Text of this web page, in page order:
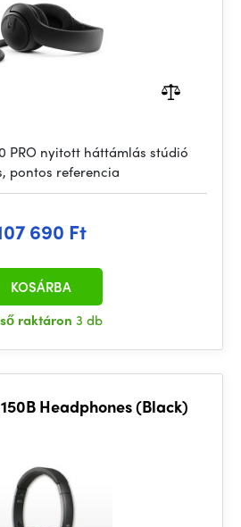
PRO nyitott háttámlás stúdió
pontos referencia
690 Ft
raktáron 3 db
KOSÁRBA
Headphones (Black)